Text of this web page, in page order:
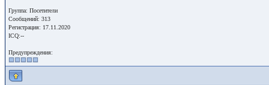
Группа: Посетители
Сообщений: 313
Регистрация: 17.11.2020
ICQ:--
Предупреждения: